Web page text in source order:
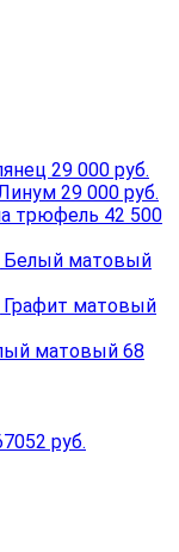
29 000 руб.
29 000 руб.
трюфель 42 500
Белый матовый
Графит матовый
матовый 68
руб.